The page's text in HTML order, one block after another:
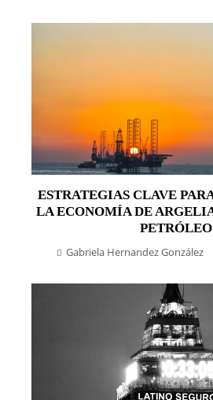
ESTRATEGIAS CLAVE
LA ECONOMÍA DE
PETRÓLEO
Gabriela Hernandez González